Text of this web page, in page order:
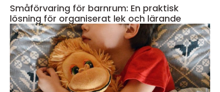
Småförvaring för barnrum: En praktisk
lösning för organiserat lek och lärande